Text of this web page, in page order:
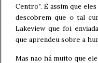
Centro”. É assim que
descobrem que o tal
Lakeview que foi
que aprendeu sobre a
Mas não há muito que